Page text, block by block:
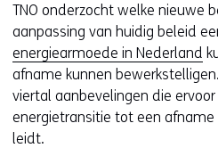
TNO onderzocht welke nieuwe
aanpassing van huidig beleid
energiearmoede in Nederland
afname kunnen
viertal aanbevelingen die
energietransitie tot een
leidt.